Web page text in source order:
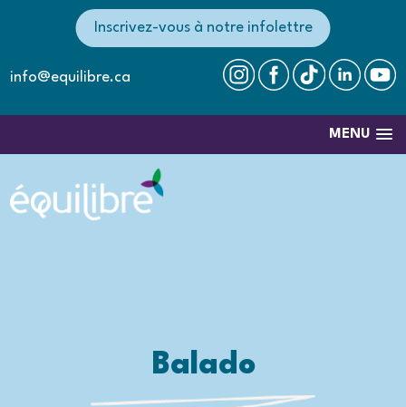
info@equilibre.ca
Inscrivez-vous à notre infolettre
MENU
Balado